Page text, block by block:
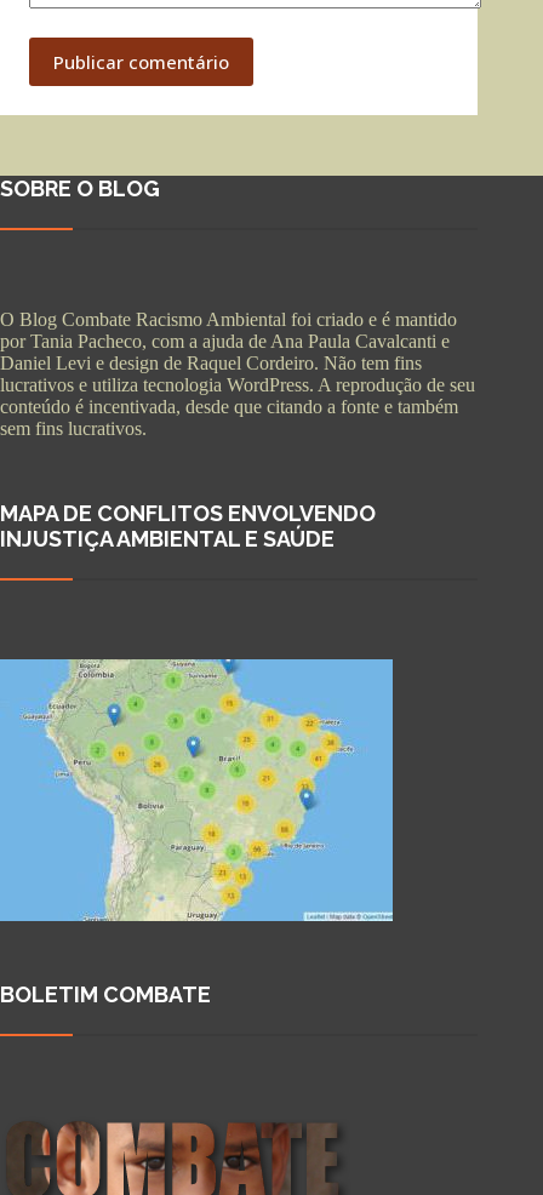
Publicar comentário
SOBRE O BLOG
O Blog Combate Racismo Ambiental foi criado e é mantido
por Tania Pacheco, com a ajuda de Ana Paula Cavalcanti e
Daniel Levi e design de Raquel Cordeiro. Não tem fins
lucrativos e utiliza tecnologia WordPress. A reprodução de seu
conteúdo é incentivada, desde que citando a fonte e também
sem fins lucrativos.
MAPA DE CONFLITOS ENVOLVENDO
INJUSTIÇA AMBIENTAL E SAÚDE
BOLETIM COMBATE